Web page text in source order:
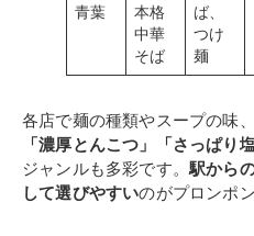
青葉
本格
中華
そば
ば、
つけ
麺
各店で麺の種類やスープの味
「濃厚とんこつ」「さっぱり
ジャンルも多彩です。 駅から
して選びやすいのがプロンポ